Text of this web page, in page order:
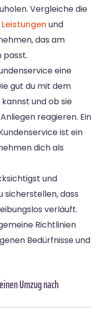
Vergleiche die
Leistungen und
das am
passt.
eine
gut du mit dem
und ob sie
reagieren. Ein
ist ein
dich als
und
sicherstellen, dass
verläuft.
Richtlinien
Bedürfnisse und
Umzug nach